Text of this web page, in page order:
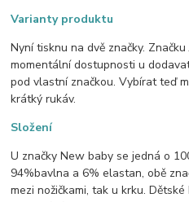
Varianty produktu
Nyní tisknu na dvě značky.
momentální dostupnosti u
pod vlastní značkou. Vybírat teď
krátký rukáv.
Složení
U značky New baby se jedná o
94%bavlna a 6% elastan, obě
mezi nožičkami, tak u krku.